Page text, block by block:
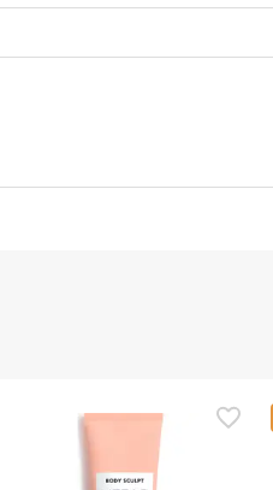
de maçã e vitamina
com abundante água. Em